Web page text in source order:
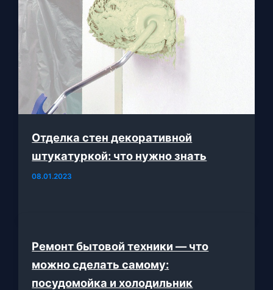
Отделка стен декоративной
штукатуркой: что нужно знать
08.01.2023
Ремонт бытовой техники — что
можно сделать самому:
посудомойка и холодильник